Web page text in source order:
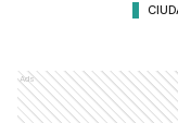
Ads